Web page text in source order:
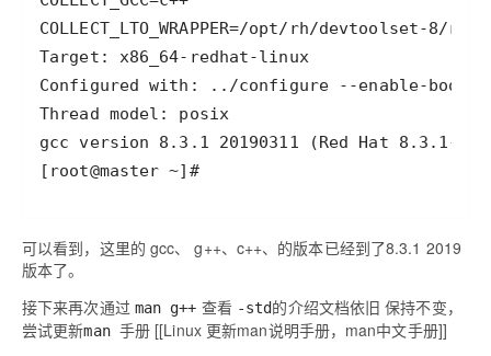
Target: x86_64-redhat-linux
Thread model: posix
[root@master ~]#
可以看到，这里的 gcc、 g++、c++、的版本已经到了8.3.1 2019
版本了。
接下来再次通过 man g++ 查看 -std的介绍文档依旧 保持不变，
尝试更新man 手册 [[Linux 更新man说明手册，man中文手册]]